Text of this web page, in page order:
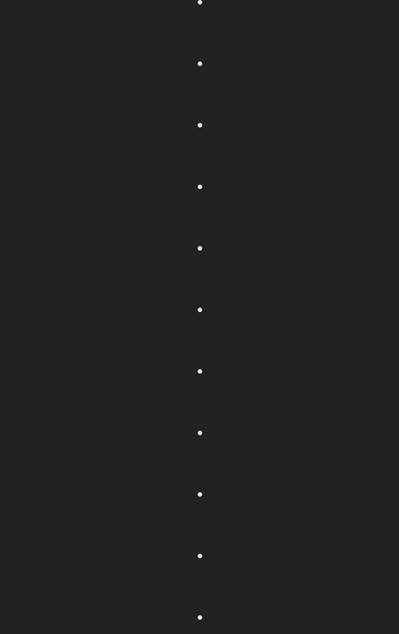
.
.
.
.
.
.
.
.
.
.